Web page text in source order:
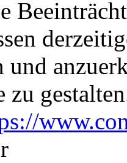
und
zu